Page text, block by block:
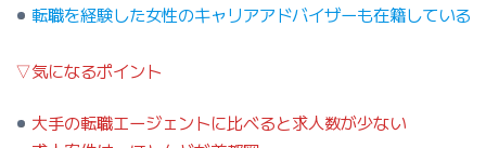
転職を経験した女性のキャリアアドバイザーも在籍している
▽気になるポイント
大手の転職エージェントに比べると求人数が少ない